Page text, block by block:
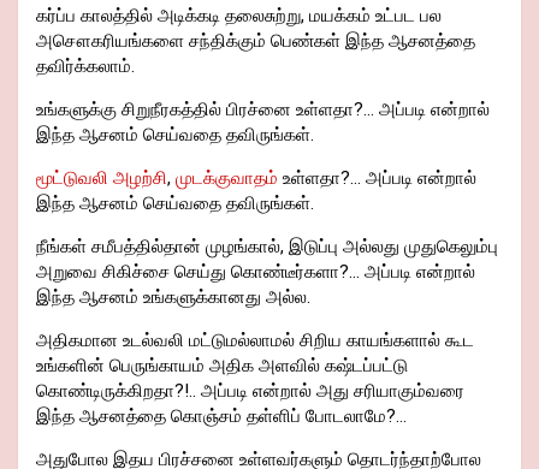
கர்ப்ப காலத்தில் அடிக்கடி தலைசுற்று, மயக்கம் உட்பட பல
அசௌகரியங்களை சந்திக்கும் பெண்கள் இந்த ஆசனத்தை
தவிர்க்கலாம்.
உங்களுக்கு சிறுநீரகத்தில் பிரச்னை உள்ளதா?… அப்படி என்றால்
இந்த ஆசனம் செய்வதை தவிருங்கள்.
மூட்டுவலி அழற்சி, முடக்குவாதம் உள்ளதா?… அப்படி என்றால்
இந்த ஆசனம் செய்வதை தவிருங்கள்.
நீங்கள் சமீபத்தில்தான் முழங்கால், இடுப்பு அல்லது முதுகெலும்பு
அறுவை சிகிச்சை செய்து கொண்டீர்களா?… அப்படி என்றால்
இந்த ஆசனம் உங்களுக்கானது அல்ல.
அதிகமான உடல்வலி மட்டுமல்லாமல் சிறிய காயங்களால் கூட
உங்களின் பெருங்காயம் அதிக அளவில் கஷ்டப்பட்டு
கொண்டிருக்கிறதா?!.. அப்படி என்றால் அது சரியாகும்வரை
இந்த ஆசனத்தை கொஞ்சம் தள்ளிப் போடலாமே?…
அதுபோல இதய பிரச்சனை உள்ளவர்களும் தொடர்ந்தாற்போல